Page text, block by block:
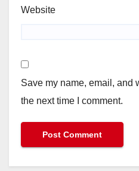
Website
Save my name, email, and
the next time I comment.